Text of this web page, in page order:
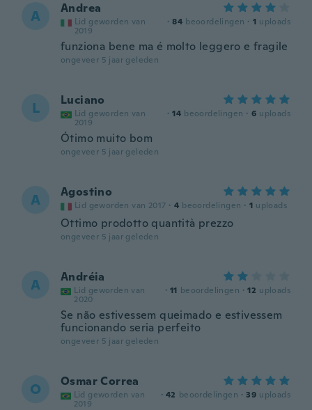
A Andrea
Lid geworden van
2019
· 84 beoordelingen · 1 uploads
funziona bene ma é molto leggero e fragile
ongeveer 5 jaar geleden
L Luciano
Lid geworden van
2019
· 14 beoordelingen · 6 uploads
Ótimo muito bom
ongeveer 5 jaar geleden
A Agostino
Lid geworden van 2017 · 4 beoordelingen · 1 uploads
Ottimo prodotto quantità prezzo
ongeveer 5 jaar geleden
A Andréia
Lid geworden van
2020
· 11 beoordelingen · 12 uploads
Se não estivessem queimado e estivessem
funcionando seria perfeito
ongeveer 5 jaar geleden
O Osmar Correa
Lid geworden van
2019
· 42 beoordelingen · 39 uploads